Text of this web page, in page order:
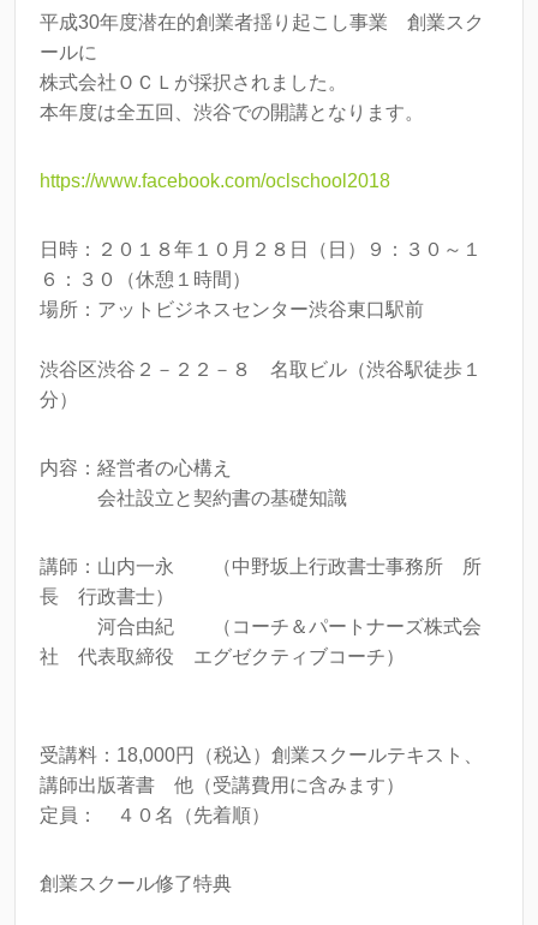
c
e
b
o
tt
er
平成30年度潜在的創業者揺り起こし事業 創業スク
ールに
株式会社ＯＣＬが採択されました。
本年度は全五回、渋谷での開講となります。
https://www.facebook.com/oclschool2018
日時：２０１８年１０月２８日（日）９：３０～１
６：３０（休憩１時間）
場所：アットビジネスセンター渋谷東口駅前
渋谷区渋谷２－２２－８ 名取ビル（渋谷駅徒歩１
分）
内容：経営者の心構え
会社設立と契約書の基礎知識
講師：山内一永 （中野坂上行政書士事務所 所
長 行政書士）
河合由紀 （コーチ＆パートナーズ株式会
社 代表取締役 エグゼクティブコーチ）
受講料：18,000円（税込）創業スクールテキスト、
講師出版著書 他（受講費用に含みます）
定員： ４０名（先着順）
創業スクール修了特典